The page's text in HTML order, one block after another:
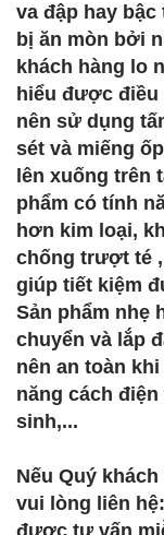
va đập hay
bị ăn mòn bởi
khách hàng lo
hiểu được điều
nên sử dụng
sét và miếng
lên xuống trên
phẩm có tính
hơn kim loại,
chống trượt té
giúp tiết kiệm
Sản phẩm nhẹ
chuyển và lắp
nên an toàn
năng cách
sinh,...
Nếu Quý
vui lòng liên